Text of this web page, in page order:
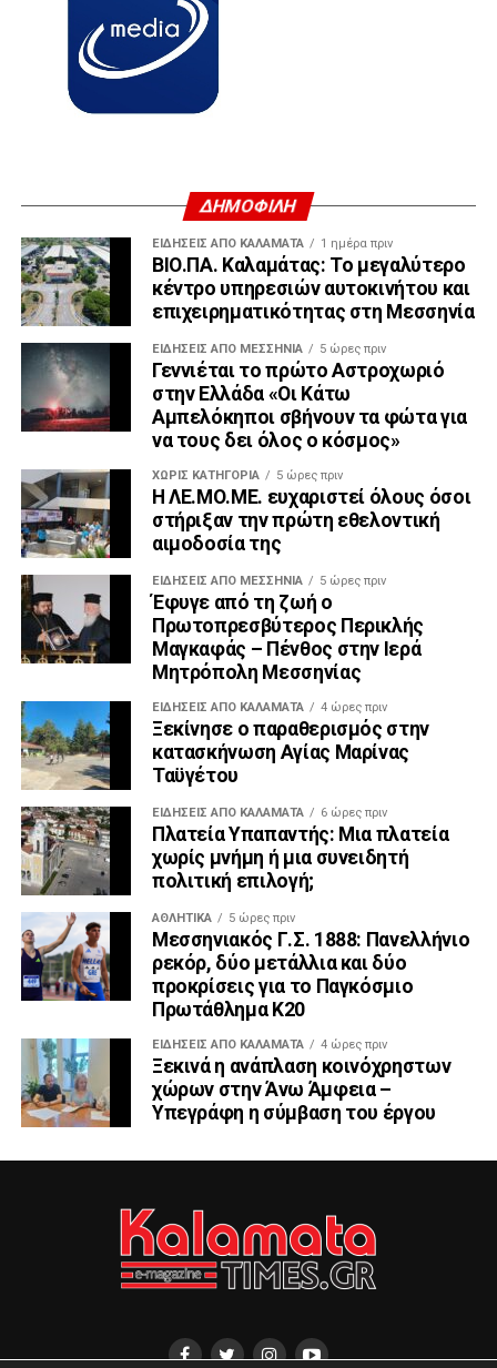
ΔΗΜΟΦΙΛΗ
ΕΙΔΗΣΕΙΣ ΑΠΟ ΚΑΛΑΜΑΤΑ 1 ημέρα πριν
ΒΙΟ.ΠΑ. Καλαμάτας: Το μεγαλύτερο
κέντρο υπηρεσιών αυτοκινήτου και
επιχειρηματικότητας στη Μεσσηνία
ΕΙΔΉΣΕΙΣ ΑΠΟ ΜΕΣΣΗΝΊΑ 5 ώρες πριν
Γεννιέται το πρώτο Αστροχωριό
στην Ελλάδα «Οι Κάτω
Αμπελόκηποι σβήνουν τα φώτα για
να τους δει όλος ο κόσμος»
ΧΩΡΊΣ ΚΑΤΗΓΟΡΊΑ 5 ώρες πριν
Η ΛΕ.ΜΟ.ΜΕ. ευχαριστεί όλους όσοι
στήριξαν την πρώτη εθελοντική
αιμοδοσία της
ΕΙΔΉΣΕΙΣ ΑΠΟ ΜΕΣΣΗΝΊΑ 5 ώρες πριν
Έφυγε από τη ζωή ο
Πρωτοπρεσβύτερος Περικλής
Μαγκαφάς – Πένθος στην Ιερά
Μητρόπολη Μεσσηνίας
ΕΙΔΗΣΕΙΣ ΑΠΟ ΚΑΛΑΜΑΤΑ 4 ώρες πριν
Ξεκίνησε ο παραθερισμός στην
κατασκήνωση Αγίας Μαρίνας
Ταϋγέτου
ΕΙΔΗΣΕΙΣ ΑΠΟ ΚΑΛΑΜΑΤΑ 6 ώρες πριν
Πλατεία Υπαπαντής: Μια πλατεία
χωρίς μνήμη ή μια συνειδητή
πολιτική επιλογή;
ΑΘΛΗΤΙΚΆ 5 ώρες πριν
Μεσσηνιακός Γ.Σ. 1888: Πανελλήνιο
ρεκόρ, δύο μετάλλια και δύο
προκρίσεις για το Παγκόσμιο
Πρωτάθλημα Κ20
ΕΙΔΗΣΕΙΣ ΑΠΟ ΚΑΛΑΜΑΤΑ 4 ώρες πριν
Ξεκινά η ανάπλαση κοινόχρηστων
χώρων στην Άνω Άμφεια –
Υπεγράφη η σύμβαση του έργου